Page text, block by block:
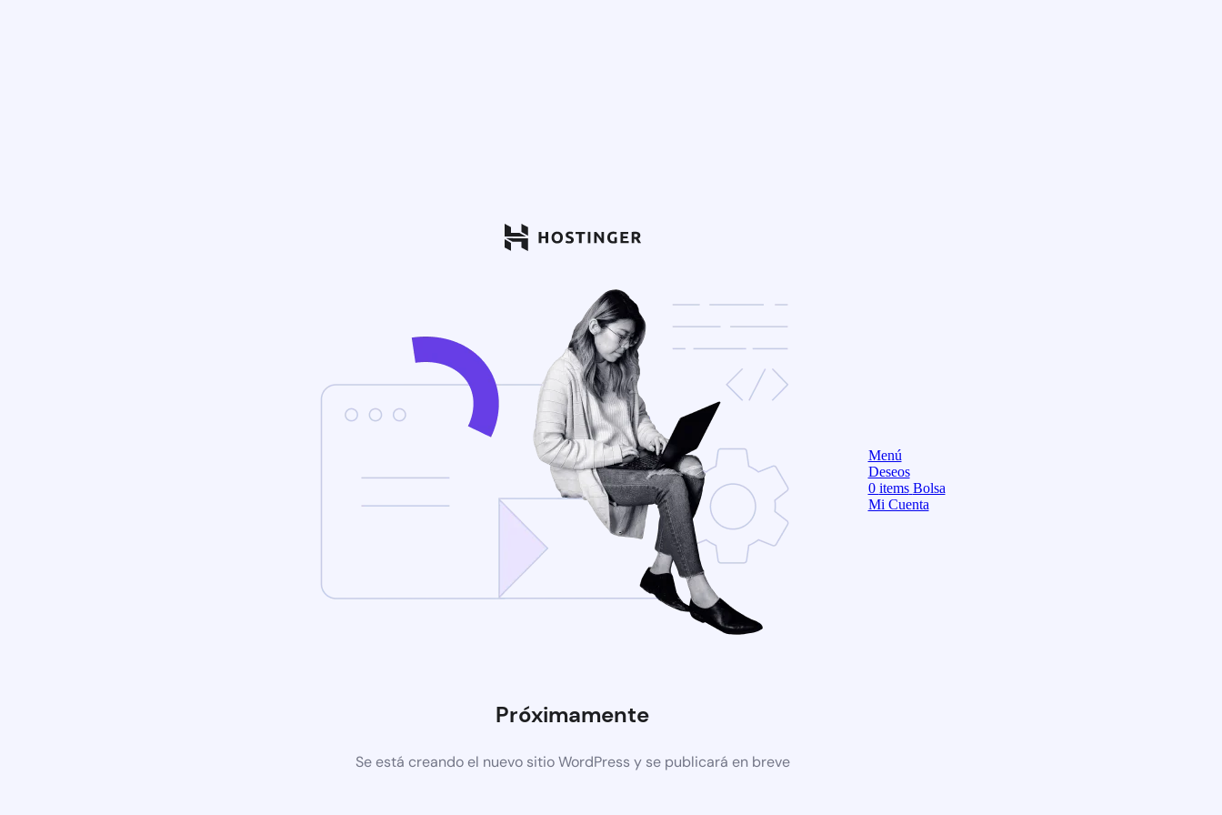
Próximamente
Se está creando el nuevo sitio WordPress y se publicará en breve
Menú
Deseos
0 items Bolsa
Mi Cuenta